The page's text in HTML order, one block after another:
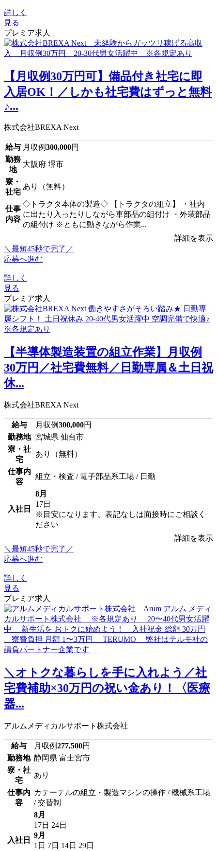
詳しく
見る
プレミア求人
【月収例30万円可】備品付き社宅に即
入居OK！／しかも社宅費はずっと無料
♪...
株式会社BREXA Next
給与 月収例300,000円
勤務
地
大阪府 堺市
寮・
社宅
あり（無料）
仕事
内容
◇トラクタ本体の製造◇ 【トラクタの組立】 ・社内
に出たり入ったりしながら車部品の組付け ・外装部品
の組付け ※ともに動きながら作業...
詳細を表示
＼最短45秒で完了／
応募へ進む
詳しく
見る
プレミア求人
【半導体製造装置の組立作業】月収例
30万円／社宅費無料／日勤専属＆土日祝
休...
株式会社BREXA Next
給与 月収例300,000円
勤務地 宮城県 仙台市
寮・社
宅
あり（無料）
仕事内
容
組立・検査 / 電子部品系工場 / 日勤
入社日
8月
17日
※目安になります、表記なしは面接時にご相談く
ださい
詳細を表示
＼最短45秒で完了／
応募へ進む
詳しく
見る
プレミア求人
＼オトクな暮らしを手に入れよう／社
宅費補助×30万円の祝い金あり！〈医療
器...
アルムメディカルサポート株式会社
給与 月収例277,500円
勤務地 静岡県 富士宮市
寮・社
宅
あり
仕事内
容
カテーテルの組立・製造マシンの操作 / 機械系工場
/ 交替制
入社日
8月
17日 24日
9月
1日 7日 14日 29日